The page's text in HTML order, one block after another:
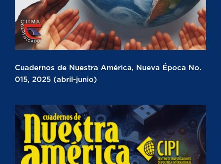
Cuadernos de Nuestra América, Nueva Época No.
015, 2025 (abril-junio)